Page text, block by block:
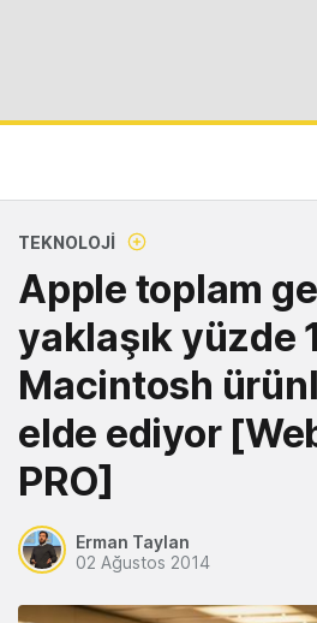
TEKNOLOJI
Apple toplam
yaklaşık yüzde
Macintosh
elde ediyor
PRO]
Erman Taylan
02 Ağustos 2014